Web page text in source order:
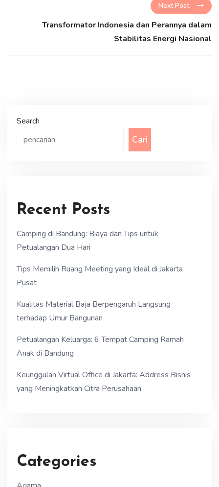
Next Post
Transformator Indonesia dan Perannya dalam
Stabilitas Energi Nasional
Search
Cari
Recent Posts
Camping di Bandung: Biaya dan Tips untuk
Petualangan Dua Hari
Tips Memilih Ruang Meeting yang Ideal di Jakarta
Pusat
Kualitas Material Baja Berpengaruh Langsung
terhadap Umur Bangunan
Petualangan Keluarga: 6 Tempat Camping Ramah
Anak di Bandung
Keunggulan Virtual Office di Jakarta: Address Bisnis
yang Meningkatkan Citra Perusahaan
Categories